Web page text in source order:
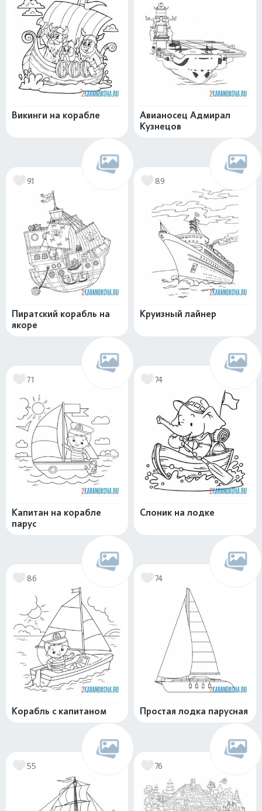
Викинги на корабле
Авианосец Адмирал
Кузнецов
91
Пиратский корабль на
якоре
89
Круизный лайнер
71
Капитан на корабле
парус
74
Слоник на лодке
86
Корабль с капитаном
74
Простая лодка парусная
55 76